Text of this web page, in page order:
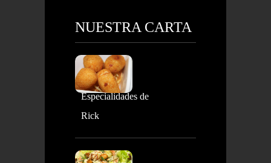
NUESTRA CARTA
Especialidades de
Rick